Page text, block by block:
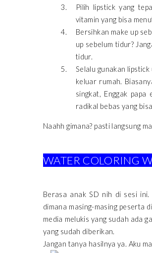
Pilih lipstick yang
vitamin yang bisa
Bersihkan make up
up sebelum tidur?
tidur.
Selalu gunakan
keluar rumah.
singkat, Enggak
radikal bebas yang
Naahh gimana? pasti langsung
WATER COLORING
Berasa anak SD nih di sesi
dimana masing-masing peserta
media melukis yang sudah ada
yang sudah diberikan.
Jangan tanya hasilnya ya. Aku